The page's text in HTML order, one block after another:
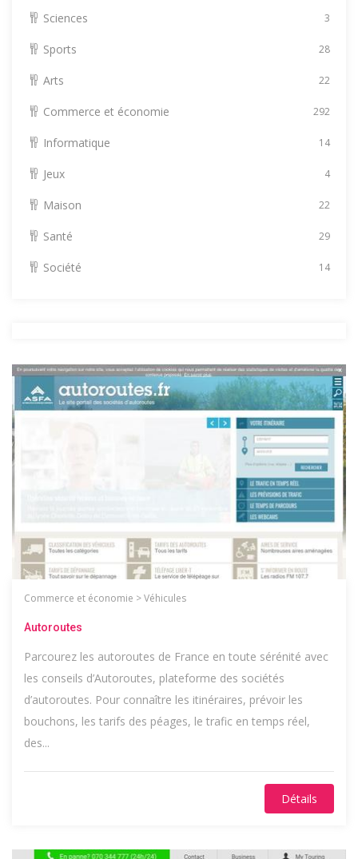
Sciences 3
Sports 28
Arts 22
Commerce et économie 292
Informatique 14
Jeux 4
Maison 22
Santé 29
Société 14
Commerce et économie >Véhicules
Autoroutes
Parcourez les autoroutes de France en toute sérénité avec
les conseils d’Autoroutes, plateforme des sociétés
d’autoroutes. Pour connaître les itinéraires, prévoir les
bouchons, les tarifs des péages, le trafic en temps réel,
des...
Détails